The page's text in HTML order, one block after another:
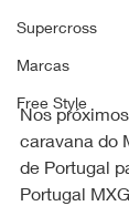
Supercross
Marcas
Free Style
Nos
caravana do
de Portugal
Portugal